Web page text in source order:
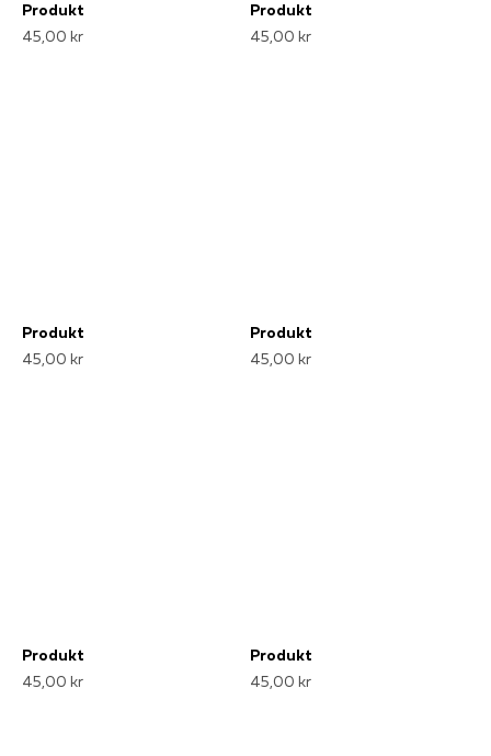
Produkt
45,00 kr
Produkt
45,00 kr
Produkt
45,00 kr
Produkt
45,00 kr
Produkt
45,00 kr
Produkt
45,00 kr